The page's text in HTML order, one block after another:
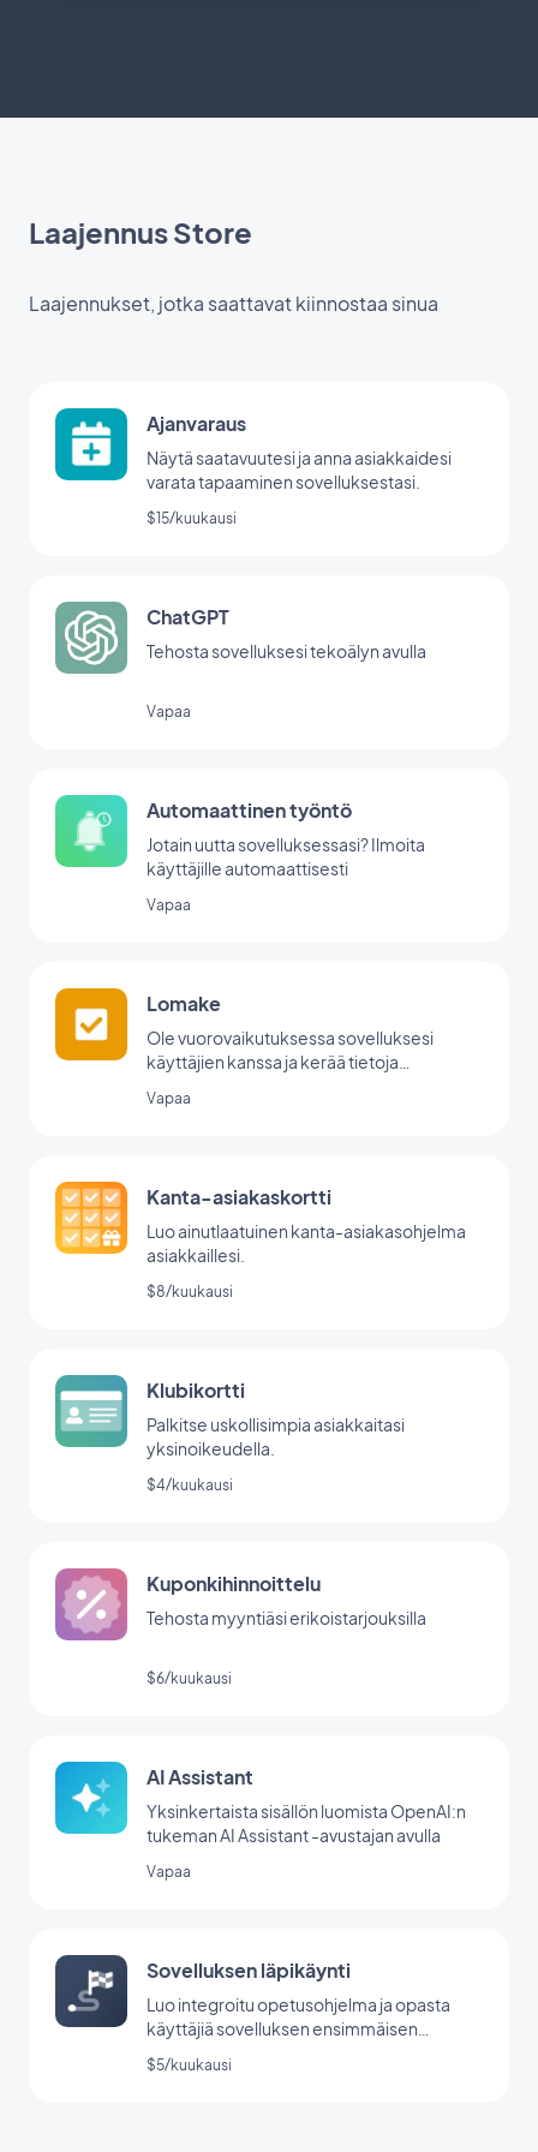
Laajennus Store
Laajennukset, jotka saattavat kiinnostaa sinua
Ajanvaraus
Näytä saatavuutesi ja anna asiakkaidesi
varata tapaaminen sovelluksestasi.
$15/kuukausi
ChatGPT
Tehosta sovelluksesi tekoälyn avulla
Vapaa
Automaattinen työntö
Jotain uutta sovelluksessasi? Ilmoita
käyttäjille automaattisesti
Vapaa
Lomake
Ole vuorovaikutuksessa sovelluksesi
käyttäjien kanssa ja kerää tietoja
Vapaa
Kanta-asiakaskortti
Luo ainutlaatuinen kanta-asiakasohjelma
asiakkaillesi.
$8/kuukausi
Klubikortti
Palkitse uskollisimpia asiakkaitasi
yksinoikeudella.
$4/kuukausi
Kuponkihinnoittelu
Tehosta myyntiäsi erikoistarjouksilla
$6/kuukausi
AI Assistant
Yksinkertaista sisällön luomista OpenAI:n
tukeman AI Assistant -avustajan avulla
Vapaa
Sovelluksen läpikäynti
Luo integroitu opetusohjelma ja opasta
käyttäjiä sovelluksen ensimmäisen
käynnistyksen aikana.
$5/kuukausi